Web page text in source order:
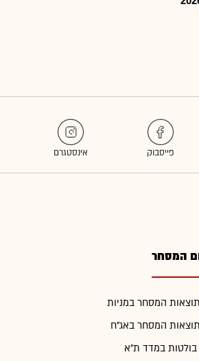
המסחר
תוצאות המסחר במניות
תוצאות המסחר באג"ח
בולטות במדד ת"א